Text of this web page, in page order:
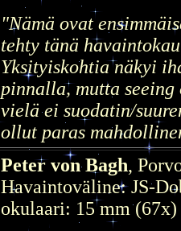
"Nämä ovat
tehty tänä
Yksityiskohtia näkyi
pinnalla, mutta
vielä ei suodatin/
ollut paras
Peter von Bagh,
Havaintoväline: JS-
okulaari: 15 mm (67x)